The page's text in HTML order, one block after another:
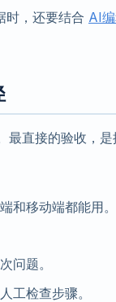
时，还要结合 AI
最直接的验收，
和移动端都能用。
问题。
工检查步骤。